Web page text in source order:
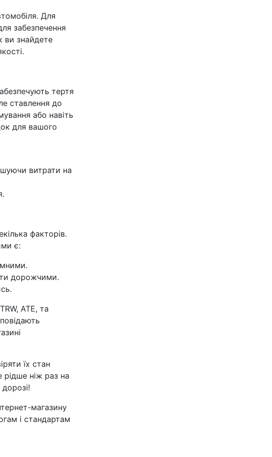
Для
забезпечення
ви знайдете
тертя
ставлення до
або навіть
для вашого
витрати на
факторів.
є:
дорожчими.
ATE, та
їх стан
ніж раз на
магазину
і стандартам